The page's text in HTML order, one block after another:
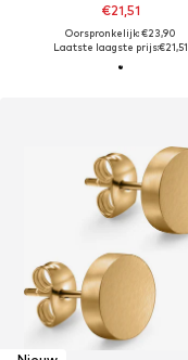
€21,51
Oorspronkelijk: €23,90
Laatste laagste prijs:€21,51